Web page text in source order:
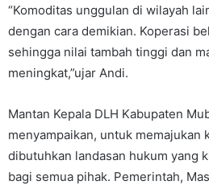
“Komoditas unggulan di wilayah
dengan cara demikian. Koperasi
sehingga nilai tambah tinggi dan
meningkat,”ujar Andi.
Mantan Kepala DLH Kabupaten
menyampaikan, untuk memajukan
dibutuhkan landasan hukum yang
bagi semua pihak. Pemerintah,